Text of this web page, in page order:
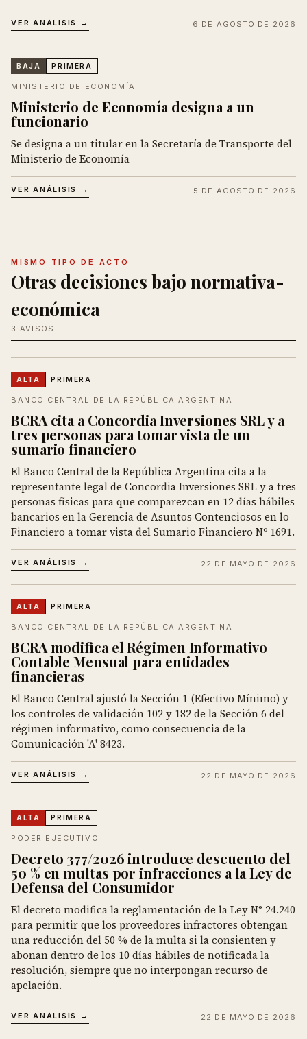
VER ANÁLISIS → 6 DE AGOSTO DE 2026
BAJA PRIMERA
MINISTERIO DE ECONOMÍA
Ministerio de Economía designa a un
funcionario
Se designa a un titular en la Secretaría de Transporte del
Ministerio de Economía
VER ANÁLISIS → 5 DE AGOSTO DE 2026
MISMO TIPO DE ACTO
Otras decisiones bajo normativa-
económica
3 AVISOS
ALTA PRIMERA
BANCO CENTRAL DE LA REPÚBLICA ARGENTINA
BCRA cita a Concordia Inversiones SRL y a
tres personas para tomar vista de un
sumario financiero
El Banco Central de la República Argentina cita a la
representante legal de Concordia Inversiones SRL y a tres
personas físicas para que comparezcan en 12 días hábiles
bancarios en la Gerencia de Asuntos Contenciosos en lo
Financiero a tomar vista del Sumario Financiero Nº 1691.
VER ANÁLISIS → 22 DE MAYO DE 2026
ALTA PRIMERA
BANCO CENTRAL DE LA REPÚBLICA ARGENTINA
BCRA modifica el Régimen Informativo
Contable Mensual para entidades
financieras
El Banco Central ajustó la Sección 1 (Efectivo Mínimo) y
los controles de validación 102 y 182 de la Sección 6 del
régimen informativo, como consecuencia de la
Comunicación 'A' 8423.
VER ANÁLISIS → 22 DE MAYO DE 2026
ALTA PRIMERA
PODER EJECUTIVO
Decreto 377/2026 introduce descuento del
50 % en multas por infracciones a la Ley de
Defensa del Consumidor
El decreto modifica la reglamentación de la Ley N° 24.240
para permitir que los proveedores infractores obtengan
una reducción del 50 % de la multa si la consienten y
abonan dentro de los 10 días hábiles de notificada la
resolución, siempre que no interpongan recurso de
apelación.
VER ANÁLISIS → 22 DE MAYO DE 2026